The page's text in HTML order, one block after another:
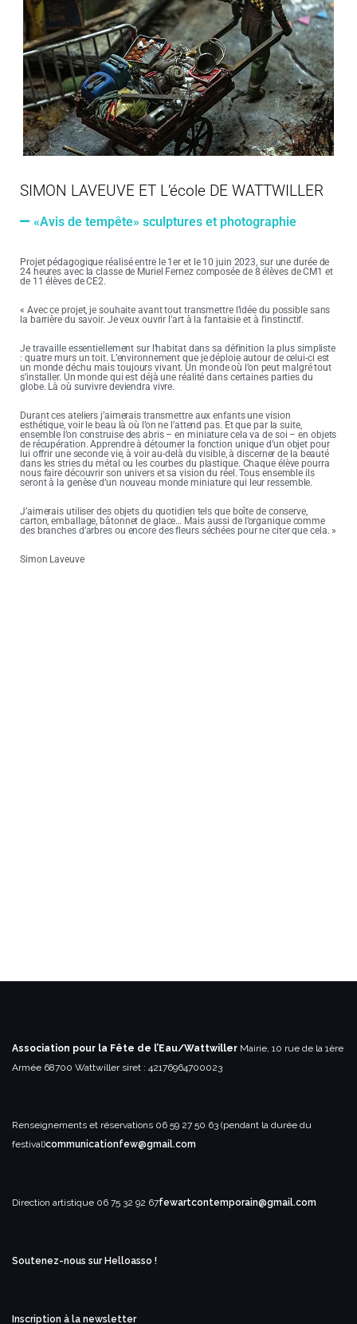
SIMON LAVEUVE ET L’école DE WATTWILLER
«Avis de tempête» sculptures et photographie
Projet pédagogique réalisé entre le 1er et le 10 juin 2023, sur une durée de
24 heures avec la classe de Muriel Fernez composée de 8 élèves de CM1 et
de 11 élèves de CE2.
« Avec ce projet, je souhaite avant tout transmettre l’idée du possible sans
la barrière du savoir. Je veux ouvrir l’art à la fantaisie et à l’instinctif.
Je travaille essentiellement sur l’habitat dans sa définition la plus simpliste
: quatre murs un toit. L’environnement que je déploie autour de celui-ci est
un monde déchu mais toujours vivant. Un monde où l’on peut malgré tout
s’installer. Un monde qui est déjà une réalité dans certaines parties du
globe. Là où survivre deviendra vivre.
Durant ces ateliers j’aimerais transmettre aux enfants une vision
esthétique, voir le beau là où l’on ne l’attend pas. Et que par la suite,
ensemble l’on construise des abris – en miniature cela va de soi – en objets
de récupération. Apprendre à détourner la fonction unique d’un objet pour
lui offrir une seconde vie, à voir au-delà du visible, à discerner de la beauté
dans les stries du métal ou les courbes du plastique. Chaque élève pourra
nous faire découvrir son univers et sa vision du réel. Tous ensemble ils
seront à la genèse d’un nouveau monde miniature qui leur ressemble.
J’aimerais utiliser des objets du quotidien tels que boîte de conserve,
carton, emballage, bâtonnet de glace… Mais aussi de l’organique comme
des branches d’arbres ou encore des fleurs séchées pour ne citer que cela. »
Simon Laveuve
Association pour la Fête de l’Eau/Wattwiller Mairie, 10 rue de la 1ère
Armée 68700 Wattwillersiret : 42176964700023
Renseignements et réservations 06 59 27 50 63 (pendant la durée du
festival)communicationfew@gmail.com
Direction artistique 06 75 32 92 67fewartcontemporain@gmail.com
Soutenez-nous sur Helloasso !
Inscription à la newsletter